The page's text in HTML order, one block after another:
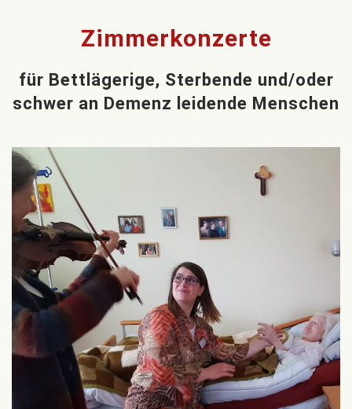
Zimmerkonzerte
für Bettlägerige, Sterbende und/oder
schwer an Demenz leidende Menschen